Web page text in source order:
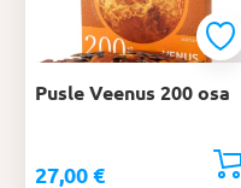
Pusle Veenus 200 osa
27,00 €